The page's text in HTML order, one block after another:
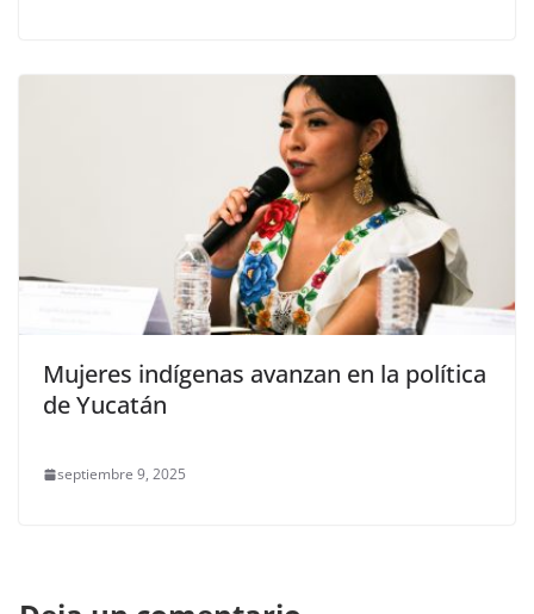
Mujeres indígenas avanzan en la política
de Yucatán
septiembre 9, 2025